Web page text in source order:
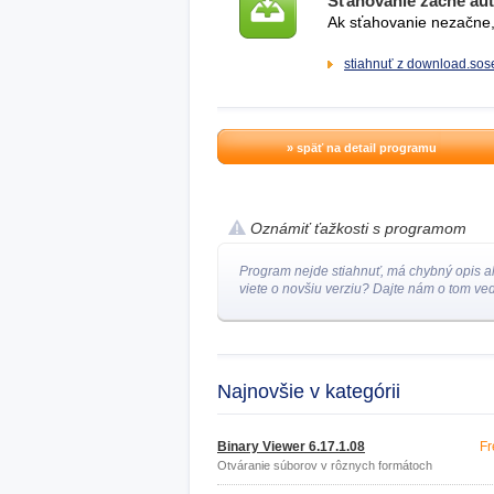
Ak sťahovanie
stiahnuť z
» späť na detail programu
Oznámiť ťažkosti s programom
Program nejde stiahnuť, má chybný opis
viete o novšiu verziu? Dajte nám o tom
Najnovšie v kategórii
Binary Viewer 6.17.1.08
Otváranie súborov v rôznych formátoch